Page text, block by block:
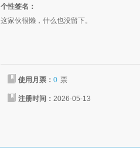
个性签名：
这家伙很懒，什么也没留下。
使用月票： 0 票
注册时间： 2026-05-13